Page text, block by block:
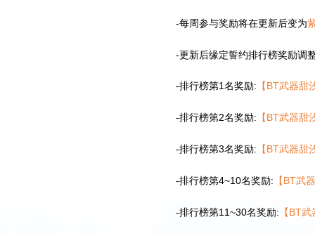
-每周参与奖励将在更新后变为
-更新后缘定誓约排行榜奖励调
-排行榜第1名奖励: 【BT武器
-排行榜第2名奖励: 【BT武器
-排行榜第3名奖励: 【BT武器
-排行榜第4~10名奖励: 【BT武
-排行榜第11~30名奖励: 【BT